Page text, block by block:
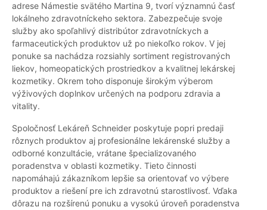
adrese Námestie svätého Martina 9, tvorí významnú časť
lokálneho zdravotníckeho sektora. Zabezpečuje svoje
služby ako spoľahlivý distribútor zdravotníckych a
farmaceutických produktov už po niekoľko rokov. V jej
ponuke sa nachádza rozsiahly sortiment registrovaných
liekov, homeopatických prostriedkov a kvalitnej lekárskej
kozmetiky. Okrem toho disponuje širokým výberom
výživových doplnkov určených na podporu zdravia a
vitality.
Spoločnosť Lekáreň Schneider poskytuje popri predaji
rôznych produktov aj profesionálne lekárenské služby a
odborné konzultácie, vrátane špecializovaného
poradenstva v oblasti kozmetiky. Tieto činnosti
napomáhajú zákazníkom lepšie sa orientovať vo výbere
produktov a riešení pre ich zdravotnú starostlivosť. Vďaka
dôrazu na rozšírenú ponuku a vysokú úroveň poradenstva